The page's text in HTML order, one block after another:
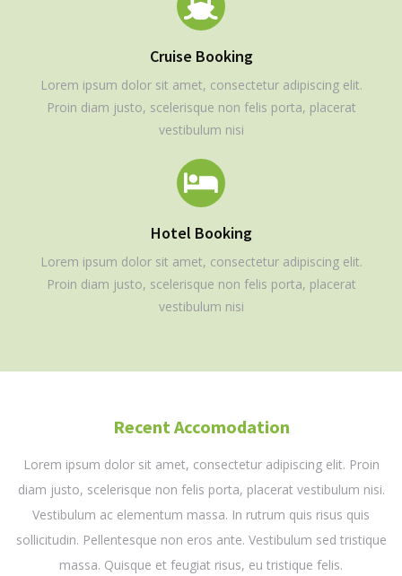
Cruise Booking
Lorem ipsum dolor sit amet, consectetur adipiscing elit.
Proin diam justo, scelerisque non felis porta, placerat
vestibulum nisi
Hotel Booking
Lorem ipsum dolor sit amet, consectetur adipiscing elit.
Proin diam justo, scelerisque non felis porta, placerat
vestibulum nisi
Recent Accomodation
Lorem ipsum dolor sit amet, consectetur adipiscing elit. Proin
diam justo, scelerisque non felis porta, placerat vestibulum nisi.
Vestibulum ac elementum massa. In rutrum quis risus quis
sollicitudin. Pellentesque non eros ante. Vestibulum sed tristique
massa. Quisque et feugiat risus, eu tristique felis.